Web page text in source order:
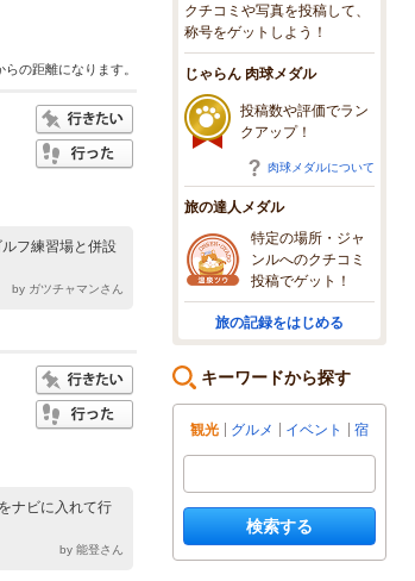
の距離になります。
フ練習場と併設
by ガツチャマンさん
ナビに入れて行
by 能登さん
クチコミや写真を投稿して、
称号をゲットしよう！
じゃらん 肉球メダル
投稿数や評価でラン
クアップ！
肉球メダルについて
旅の達人メダル
特定の場所・ジャ
ンルへのクチコミ
投稿でゲット！
旅の記録をはじめる
キーワードから探す
観光 グルメ イベント 宿
検索する